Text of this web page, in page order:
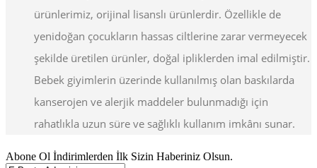
ürünlerimiz, orijinal lisanslı ürünlerdir. Özellikle de
yenidoğan çocukların hassas ciltlerine zarar vermeyecek
şekilde üretilen ürünler, doğal ipliklerden imal edilmiştir.
Bebek giyimlerin üzerinde kullanılmış olan baskılarda
kanserojen ve alerjik maddeler bulunmadığı için
rahatlıkla uzun süre ve sağlıklı kullanım imkânı sunar.
Abone Ol İndirimlerden İlk Sizin Haberiniz Olsun.